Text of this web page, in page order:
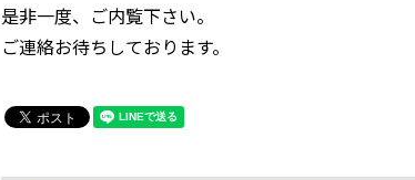
是非一度、ご内覧下さい。
ご連絡お待ちしております。